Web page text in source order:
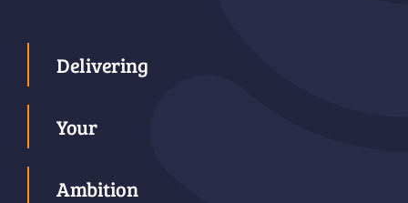
Delivering
Your
Ambition